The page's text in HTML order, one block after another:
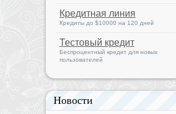
Кредитная линия
Кредиты до $10000 на 120 дней
Тестовый кредит
Беспроцентный кредит для новых
пользователей
Новости